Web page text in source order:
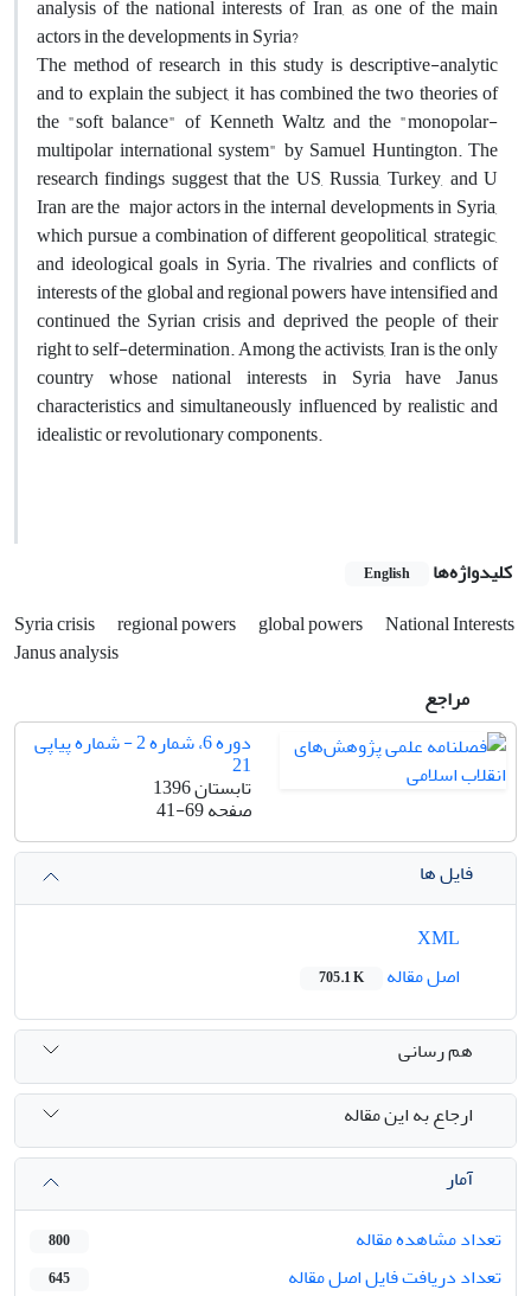
analysis of the national interests of Iran, as one of the main
actors in the developments in Syria?
The method of research in this study is descriptive-analytic
and to explain the subject, it has combined the two theories of
the "soft balance" of Kenneth Waltz and the "monopolar-
multipolar international system" by Samuel Huntington. The
research findings suggest that the US, Russia, Turkey, and U
Iran are the major actors in the internal developments in Syria,
which pursue a combination of different geopolitical, strategic,
and ideological goals in Syria. The rivalries and conflicts of
interests of the global and regional powers have intensified and
continued the Syrian crisis and deprived the people of their
right to self-determination. Among the activists, Iran is the only
country whose national interests in Syria have Janus
characteristics and simultaneously influenced by realistic and
idealistic or revolutionary components.
کلیدواژه‌ها English
Syria crisis regional powers global powers
National Interests
Janus analysis
مراجع
دوره 6، شماره 2 - شماره پیاپی
21
تابستان 1396
صفحه41-69
فایل ها
اصل مقاله
705.1 K
هم رسانی
ارجاع به این مقاله
آمار
تعداد مشاهده مقاله
800
تعداد دریافت فایل اصل مقاله 645